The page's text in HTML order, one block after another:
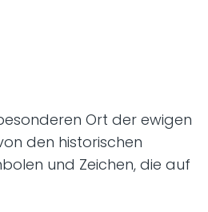
Ort der ewigen
den historischen
und Zeichen, die auf